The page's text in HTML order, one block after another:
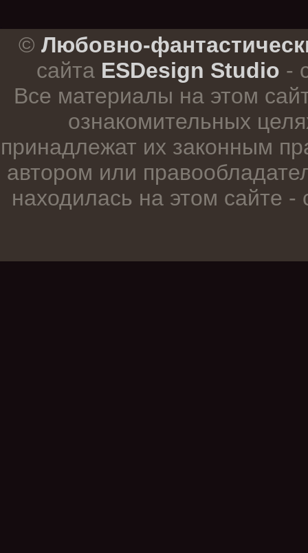
© Любовно-
сайта ESDesign Studio -
Все материалы на этом
ознакомительных
принадлежат их законным
автором или
находилась на этом сайте